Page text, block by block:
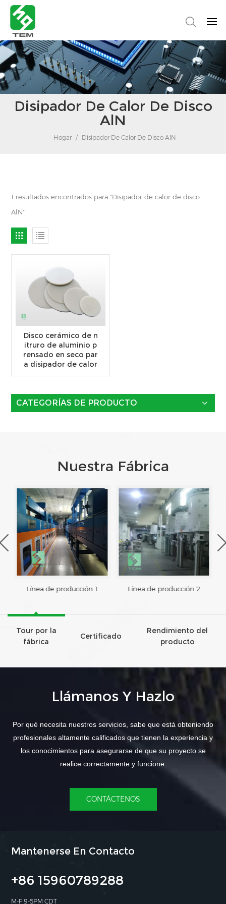
Disipador De Calor De Disco
AlN
Hogar / Disipador De Calor De Disco AlN
1 resultados encontrados para "Disipador de calor de disco
AlN"
Disco cerámico de n
itruro de aluminio p
rensado en seco par
a disipador de calor
CATEGORÍAS DE PRODUCTO
Nuestra Fábrica
Línea de producción 1 Línea de producción 2
Tour por la
fábrica
Certificado
Rendimiento del
producto
Llámanos Y Hazlo
Por qué necesita nuestros servicios, sabe que está obteniendo
profesionales altamente calificados que tienen la experiencia y
los conocimientos para asegurarse de que su proyecto se
realice correctamente y funcione.
CONTÁCTENOS
Mantenerse En Contacto
+86 15960789288
M-F 9-5PM CDT